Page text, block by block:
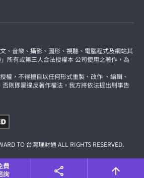
、音樂、攝影、圖形、視聽、電腦程式及網站其
所有或第三人合法授權本 公司使用之著作，為
權，不得擅自以任何形式重製、改作 、編輯、
則即屬違反著作權法，我方將依法提出刑事告
TO 台灣理財通 ALL RIGHTS RESERVED.
費
詢